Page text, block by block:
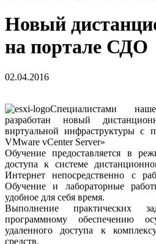
Новый
на портале СДО
02.04.2016
Специалистами
разработан новый
виртуальной инфраструктуры
VMware vCenter Server»
Обучение предоставляется в
доступа к системе
Интернет непосредственно с
Обучение и лабораторные
удобное для себя время.
Выполнение практических
программному обеспечению
удаленного доступа к
средств.